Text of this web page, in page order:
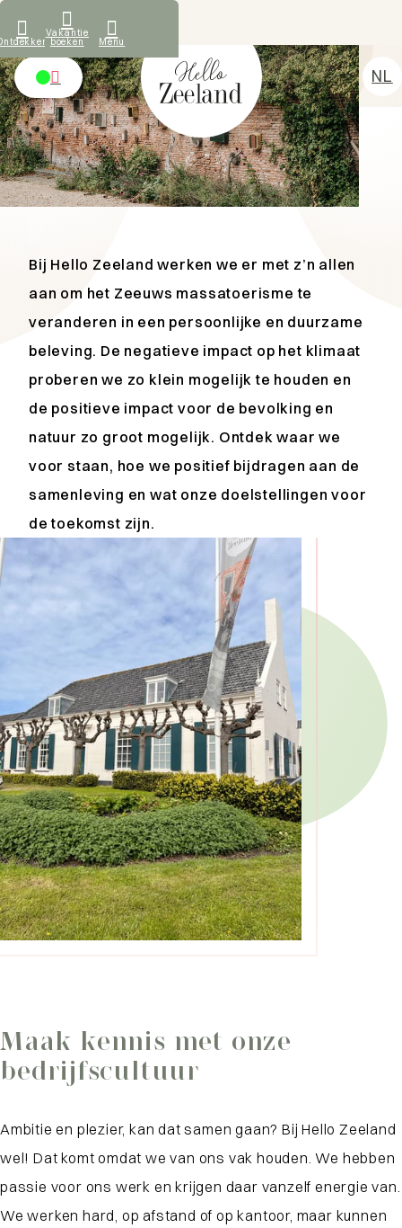
Vakantiehuizen
Ontdekken
Verhuur
Contact
Vakantie
boeken Menu
Wat onze gasten zeggen
NL
LOKALE IMPACT
Duurzaamheid
Bij Hello Zeeland werken we er met z’n allen
aan om het Zeeuws massatoerisme te
veranderen in een persoonlijke en duurzame
beleving. De negatieve impact op het klimaat
proberen we zo klein mogelijk te houden en
de positieve impact voor de bevolking en
natuur zo groot mogelijk. Ontdek waar we
voor staan, hoe we positief bijdragen aan de
samenleving en wat onze doelstellingen voor
de toekomst zijn.
Maak kennis met onze
bedrijfscultuur
Ambitie en plezier, kan dat samen gaan? Bij Hello Zeeland
wel! Dat komt omdat we van ons vak houden. We hebben
passie voor ons werk en krijgen daar vanzelf energie van.
We werken hard, op afstand of op kantoor, maar kunnen